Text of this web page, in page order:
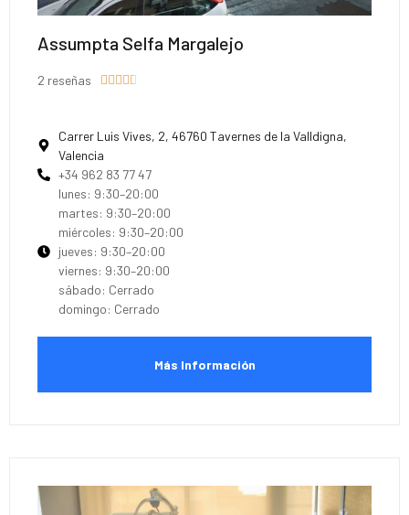
Assumpta Selfa Margalejo
2 reseñas     
Carrer Luis Vives, 2, 46760 Tavernes de la Valldigna,
Valencia
+34 962 83 77 47
lunes: 9:30–20:00
martes: 9:30–20:00
miércoles: 9:30–20:00
jueves: 9:30–20:00
viernes: 9:30–20:00
sábado: Cerrado
domingo: Cerrado
Más Información